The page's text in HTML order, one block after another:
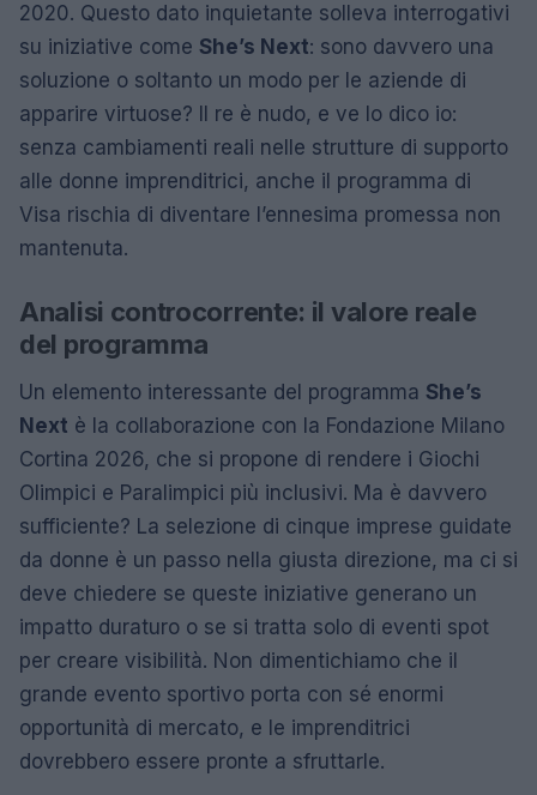
2020. Questo dato inquietante solleva interrogativi
su iniziative come She’s Next: sono davvero una
soluzione o soltanto un modo per le aziende di
apparire virtuose? Il re è nudo, e ve lo dico io:
senza cambiamenti reali nelle strutture di supporto
alle donne imprenditrici, anche il programma di
Visa rischia di diventare l’ennesima promessa non
mantenuta.
Analisi controcorrente: il valore reale
del programma
Un elemento interessante del programma She’s
Next è la collaborazione con la Fondazione Milano
Cortina 2026, che si propone di rendere i Giochi
Olimpici e Paralimpici più inclusivi. Ma è davvero
sufficiente? La selezione di cinque imprese guidate
da donne è un passo nella giusta direzione, ma ci si
deve chiedere se queste iniziative generano un
impatto duraturo o se si tratta solo di eventi spot
per creare visibilità. Non dimentichiamo che il
grande evento sportivo porta con sé enormi
opportunità di mercato, e le imprenditrici
dovrebbero essere pronte a sfruttarle.